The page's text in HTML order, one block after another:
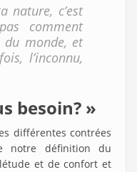
nature, c’est
comment
du monde, et
l’inconnu,
besoin? »
différentes contrées
notre définition du
et de confort et